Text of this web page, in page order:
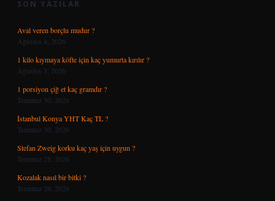
SON YAZILAR
Aval veren borçlu mudur ?
Ağustos 4, 2026
1 kilo kıymaya köfte için kaç yumurta kırılır ?
Ağustos 3, 2026
1 porsiyon çiğ et kaç gramdır ?
Temmuz 30, 2026
İstanbul Konya YHT Kaç TL ?
Temmuz 30, 2026
Stefan Zweig korku kaç yaş için uygun ?
Temmuz 28, 2026
Kozalak nasıl bir bitki ?
Temmuz 26, 2026